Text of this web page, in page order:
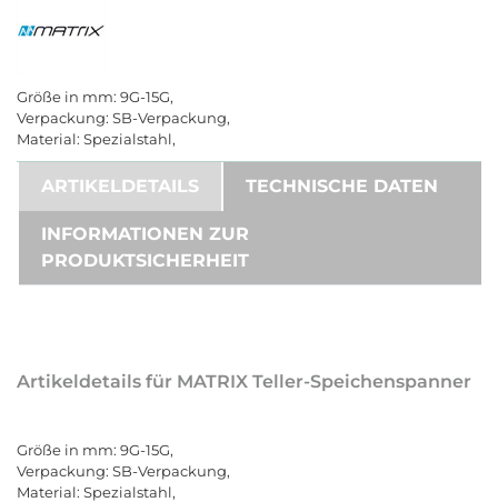
Größe in mm: 9G-15G,
Verpackung: SB-Verpackung,
Material: Spezialstahl,
ARTIKELDETAILS TECHNISCHE DATEN
INFORMATIONEN ZUR
PRODUKTSICHERHEIT
Artikeldetails für MATRIX Teller-Speichenspanner
Größe in mm: 9G-15G,
Verpackung: SB-Verpackung,
Material: Spezialstahl,